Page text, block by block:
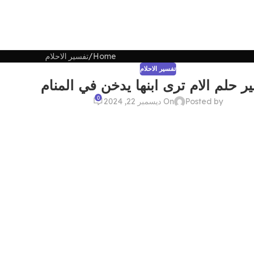
Home تفسير الاحلام
تفسير الاحلام
حلم الام ترى ابنها يدخن في المنام
Posted by On ديسمبر 22, 2024 0